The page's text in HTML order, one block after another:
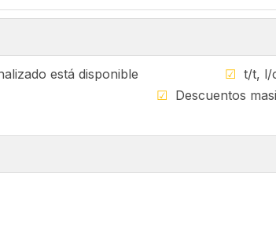
está disponible ☑ t/t, l/
☑ Descuentos